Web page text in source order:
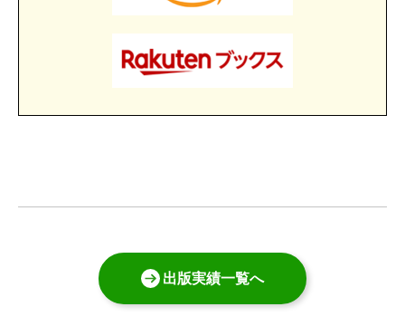
出版実績一覧へ